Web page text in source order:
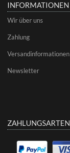
INFORMATIONEN
Wir über uns
Zahlung
Versandinformationen
Newsletter
ZAHLUNGSARTEN